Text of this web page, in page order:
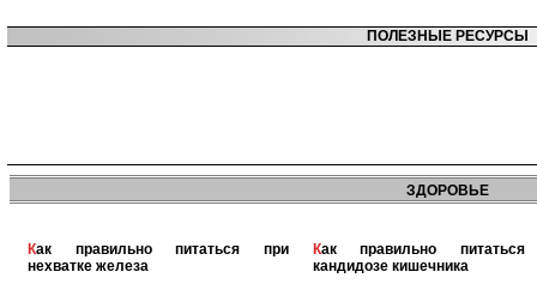
ПОЛЕЗНЫЕ РЕСУРСЫ
ЗДОРОВЬЕ
Как правильно питаться при
нехватке железа
Как правильно питаться при
кандидозе кишечника